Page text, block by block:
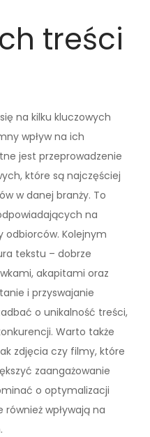
treści
na kilku kluczowych
wpływ na ich
jest przeprowadzenie
które są najczęściej
w danej branży. To
na
odbiorców. Kolejnym
tekstu – dobrze
akapitami oraz
i przyswajanie
o unikalność treści,
Warto także
zdjęcia czy filmy, które
zaangażowanie
o optymalizacji
wpływają na